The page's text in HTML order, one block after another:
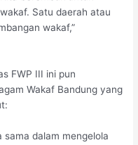
Satu daerah atau
wakaf,”
FWP III ini pun
Wakaf Bandung yang
sama dalam mengelola